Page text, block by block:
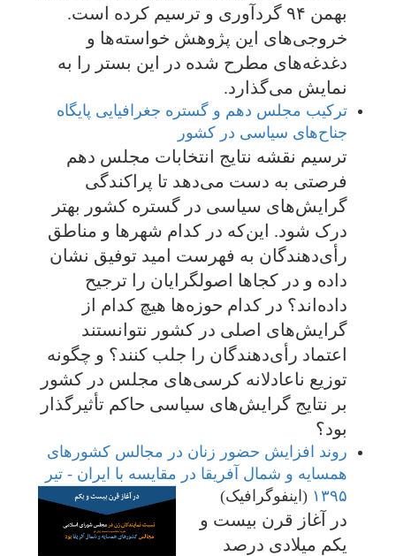
بهمن ۹۴ گردآوری و ترسیم کرده است.
خروجی‌های این پژوهش خواسته‌ها و
دغدغه‌های مطرح شده در این بستر را به
نمایش می‌گذارد.
ترکیب مجلس دهم و گستره جغرافیایی پایگاه
جناح‌های سیاسی در کشور
ترسیم نقشه نتایج انتخابات مجلس دهم
فرصتی به دست می‌دهد تا پراکندگی
گرایش‌های سیاسی در گستره کشور بهتر
درک شود. این‌که در کدام شهرها و مناطق
رأی‌دهندگان به فهرست امید توفیق نشان
داده و در کجاها اصولگرایان را ترجیح
داده‌اند؟ در کدام حوزه‌ها هیچ کدام از
گرایش‌های اصلی در کشور نتوانستند
اعتماد رأی‌دهندگان را جلب کنند؟ و چگونه
توزیع ناعادلانه کرسی‌های مجلس در کشور
بر نتایج گرایش‌های سیاسی حاکم تأثیرگذار
بود؟
روند افزایش حضور زنان در مجالس کشورهای
همسایه و شمال آفریقا در مقایسه با ایران - تیر
۱۳۹۵ (اینفوگرافیک)
در آغاز قرن بیست و
یکم میلادی درصد